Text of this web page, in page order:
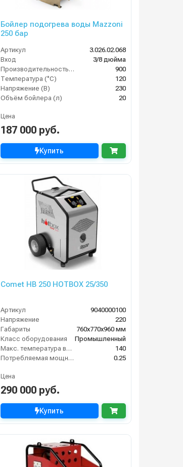
Бойлер подогрева воды Mazzoni
250 бар
Артикул
3.026.02.068
Вход
3/8 дюйма
Производительность (л/ч)
900
Температура (°C)
120
Напряжение (В)
230
Объём бойлера (л)
20
Цена
187 000 руб.
Купить
Comet HB 250 HOTBOX 25/350
Артикул
9040000100
Напряжение
220
Габариты
760х770х960 мм
Класс оборудования
Промышленный
Макс. температура воды на выходе (°C)
140
Потребляемая мощность (кВт)
0.25
Цена
290 000 руб.
Купить